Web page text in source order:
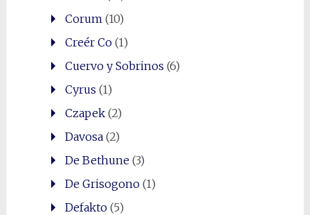
Corum (10)
Creér Co(1)
Cuervo y Sobrinos (6)
Cyrus (1)
Czapek(2)
Davosa(2)
De Bethune(3)
De Grisogono(1)
Defakto(5)